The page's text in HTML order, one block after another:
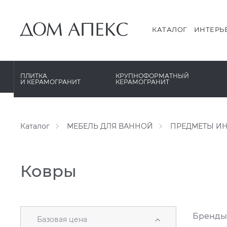
КАТАЛОГ
ПЛИТКА
И КЕРАМОГРАНИТ
PORCELANOSA
УРАЛЬСКИЙ ГРАНИТ
КРУПНОФОРМАТНЫЙ
КЕРАМОГРАНИТ
XXL Pamesa
Каталог МЕБЕЛЬ ДЛЯ ВАННОЙ ПРЕДМЕТЫ
Ковры
Базовая цена Бренды